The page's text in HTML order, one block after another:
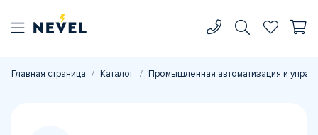
Главная страница Каталог Промышленная автоматизация и